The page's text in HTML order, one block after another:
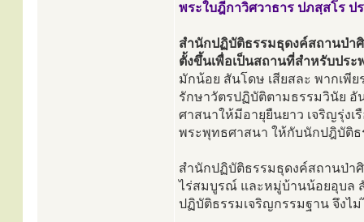
พระใบฎีกาวิศวาธาร ปภสฺสโร ป
สำนักปฏิบัติธรรมธุดงค์สถานป่า
ตั้งขึ้นเพื่อเป็นสถานที่สำหรับปร
มักน้อย สันโดษ เสียสละ พากเพี
รักษาวัตรปฏิบัติตามธรรมวินัย อั
ศาสนาให้มีอายุยืนยาว เจริญรุ่ง
พระพุทธศาสนา ให้กับนักปฎิบัติ
สำนักปฏิบัติธรรมธุดงค์สถานป่า
ไร่สมบูรณ์ และหมู่บ้านน้อยอุบล
ปฏิบัติธรรมเจริญกรรมฐาน จึงไ